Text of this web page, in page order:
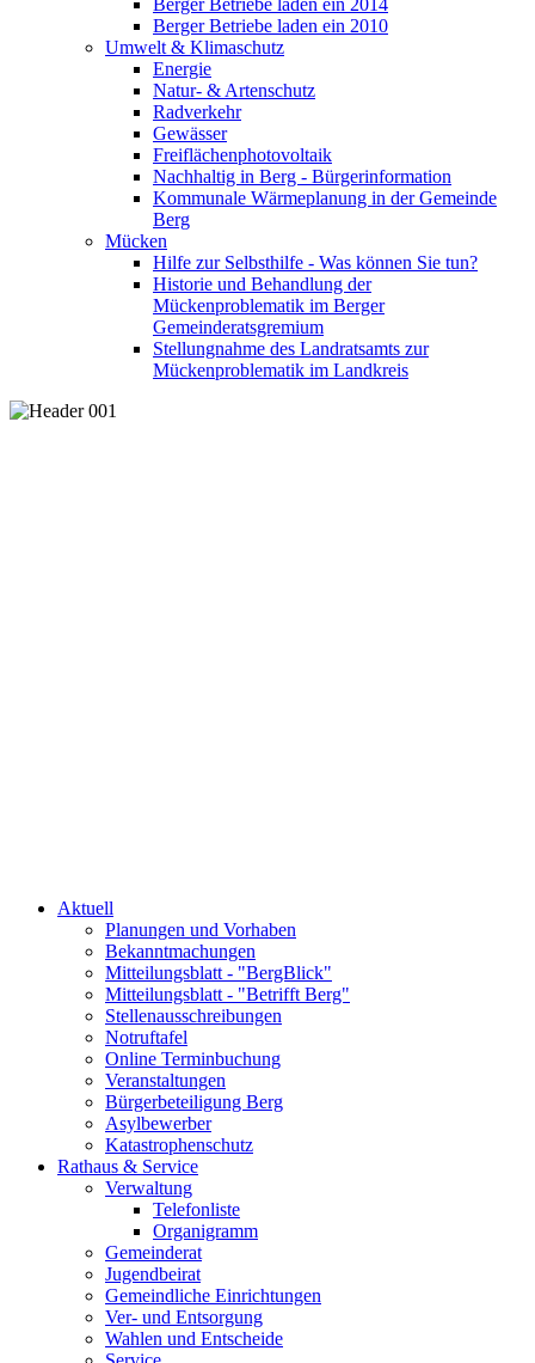
Berger Betriebe laden ein 2014
Berger Betriebe laden ein 2010
Umwelt & Klimaschutz
Energie
Natur- & Artenschutz
Radverkehr
Gewässer
Freiflächenphotovoltaik
Nachhaltig in Berg - Bürgerinformation
Kommunale Wärmeplanung in der Gemeinde
Berg
Mücken
Hilfe zur Selbsthilfe - Was können Sie tun?
Historie und Behandlung der
Mückenproblematik im Berger
Gemeinderatsgremium
Stellungnahme des Landratsamts zur
Mückenproblematik im Landkreis
Aktuell
Planungen und Vorhaben
Bekanntmachungen
Mitteilungsblatt - "BergBlick"
Mitteilungsblatt - "Betrifft Berg"
Stellenausschreibungen
Notruftafel
Online Terminbuchung
Veranstaltungen
Bürgerbeteiligung Berg
Asylbewerber
Katastrophenschutz
Rathaus & Service
Verwaltung
Telefonliste
Organigramm
Gemeinderat
Jugendbeirat
Gemeindliche Einrichtungen
Ver- und Entsorgung
Wahlen und Entscheide